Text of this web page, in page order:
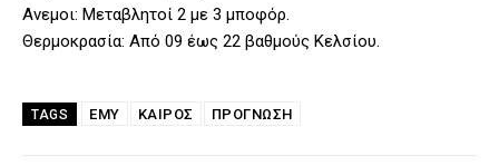
Ανεμοι: Μεταβλητοί 2 με 3 μποφόρ.
Θερμοκρασία: Από 09 έως 22 βαθμούς Κελσίου.
TAGS ΕΜΥ ΚΑΙΡΟΣ ΠΡΟΓΝΩΣΗ